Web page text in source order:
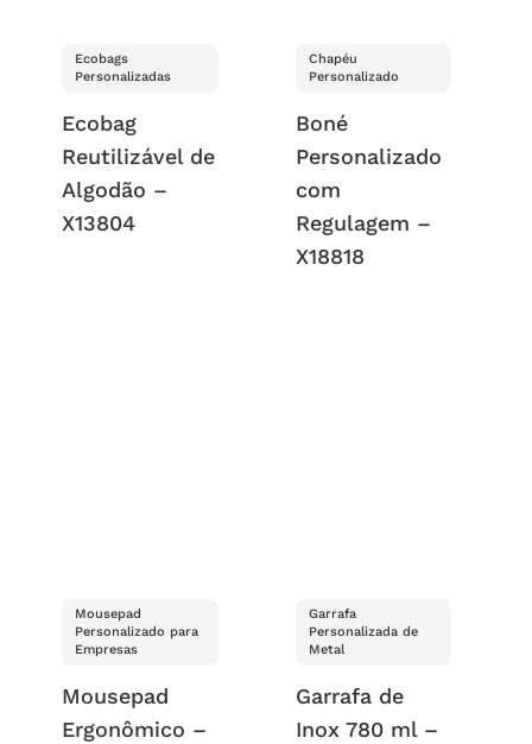
Ecobags
Personalizadas
Ecobag
Reutilizável de
Algodão –
X13804
Chapéu
Personalizado
Boné
Personalizado
com
Regulagem –
X18818
Mousepad
Personalizado para
Empresas
Mousepad
Ergonômico –
Garrafa
Personalizada de
Metal
Garrafa de
Inox 780 ml –